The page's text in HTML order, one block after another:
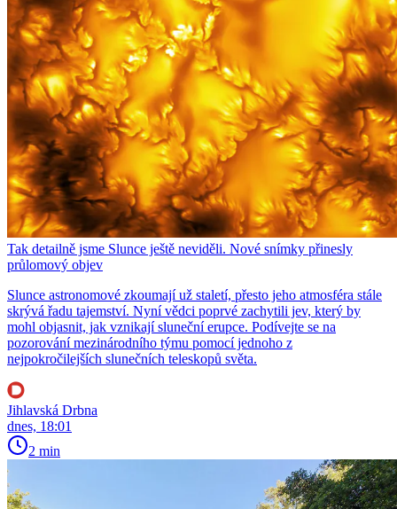
Tak detailně jsme Slunce ještě neviděli. Nové snímky přinesly
průlomový objev
Slunce astronomové zkoumají už staletí, přesto jeho atmosféra stále
skrývá řadu tajemství. Nyní vědci poprvé zachytili jev, který by
mohl objasnit, jak vznikají sluneční erupce. Podívejte se na
pozorování mezinárodního týmu pomocí jednoho z
nejpokročilejších slunečních teleskopů světa.
Jihlavská Drbna
dnes, 18:01
2 min